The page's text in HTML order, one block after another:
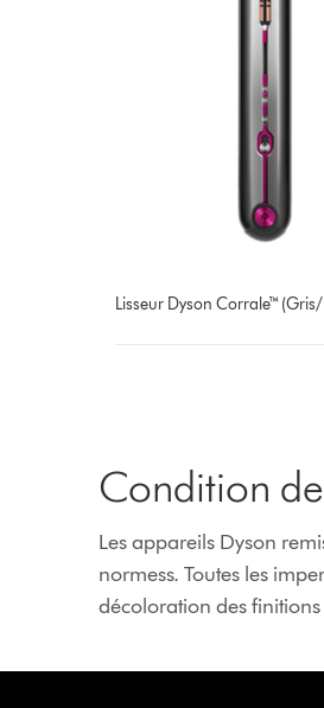
Lisseur Dyson Corrale™
Condition
Les appareils Dyson
normess. Toutes les
décoloration des